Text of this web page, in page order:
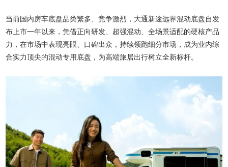
当前国内房车底盘品类繁多、竞争激烈，大通新途远界混动底盘自发
布上市一年以来，凭借正向研发、超强混动、全场景适配的硬核产品
力，在市场中表现亮眼、口碑出众，持续领跑细分市场，成为业内综
合实力顶尖的混动专用底盘，为高端旅居出行树立全新标杆。